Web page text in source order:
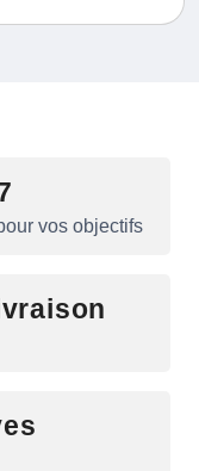
vos objectifs